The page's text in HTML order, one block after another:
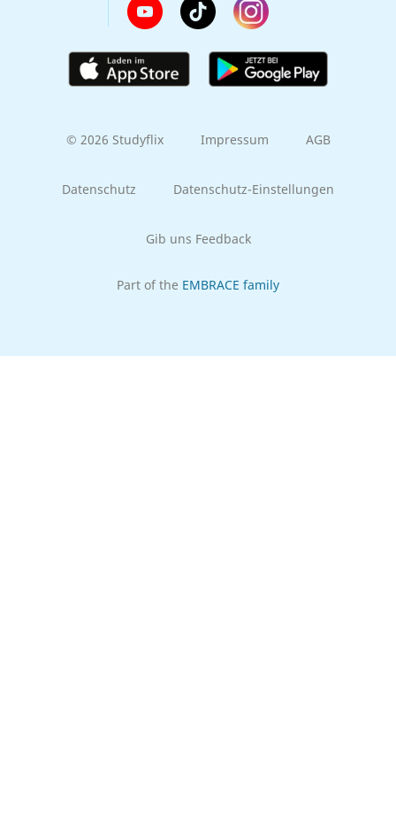
© 2026 Studyflix Impressum AGB
Datenschutz Datenschutz-Einstellungen
Gib uns Feedback
Part of the EMBRACE family